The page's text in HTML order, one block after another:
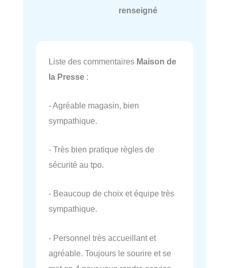
renseigné
Liste des commentaires Maison de
la Presse :
- Agréable magasin, bien
sympathique.
- Très bien pratique règles de
sécurité au tpo.
- Beaucoup de choix et équipe très
sympathique.
- Personnel très accueillant et
agréable. Toujours le sourire et se